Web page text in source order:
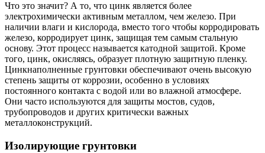
Что это значит? А то, что цинк является более
электрохимически активным металлом, чем железо. При
наличии влаги и кислорода, вместо того чтобы корродировать
железо, корродирует цинк, защищая тем самым стальную
основу. Этот процесс называется катодной защитой. Кроме
того, цинк, окисляясь, образует плотную защитную пленку.
Цинкнаполненные грунтовки обеспечивают очень высокую
степень защиты от коррозии, особенно в условиях
постоянного контакта с водой или во влажной атмосфере.
Они часто используются для защиты мостов, судов,
трубопроводов и других критически важных
металлоконструкций.
Изолирующие грунтовки